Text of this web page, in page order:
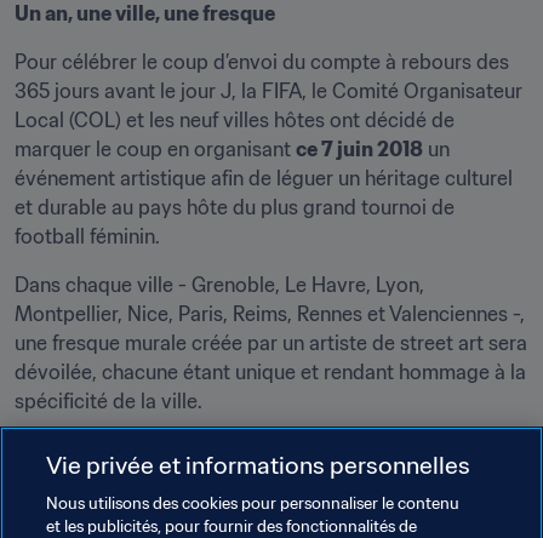
Un an, une ville, une fresque
Pour célébrer le coup d’envoi du compte à rebours des
365 jours avant le jour J, la FIFA, le Comité Organisateur
Local (COL) et les neuf villes hôtes ont décidé de
marquer le coup en organisant ce 7 juin 2018 un
événement artistique afin de léguer un héritage culturel
et durable au pays hôte du plus grand tournoi de
football féminin.
Dans chaque ville - Grenoble, Le Havre, Lyon,
Montpellier, Nice, Paris, Reims, Rennes et Valenciennes -,
une fresque murale créée par un artiste de street art sera
dévoilée, chacune étant unique et rendant hommage à la
spécificité de la ville.
France 2019, tout ce qu’il faut savoir :
Vie privée et informations personnelles
Nous utilisons des cookies pour personnaliser le contenu
et les publicités, pour fournir des fonctionnalités de